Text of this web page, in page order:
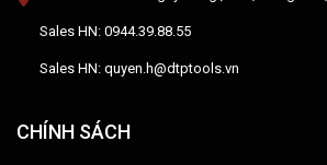
Sales HN: 0944.39.88.55
Sales HN: quyen.h@dtptools.vn
CHÍNH SÁCH